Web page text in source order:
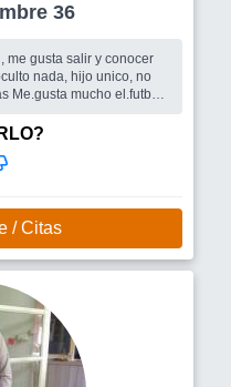
Hombre 36
que se acople a mis
/ Citas